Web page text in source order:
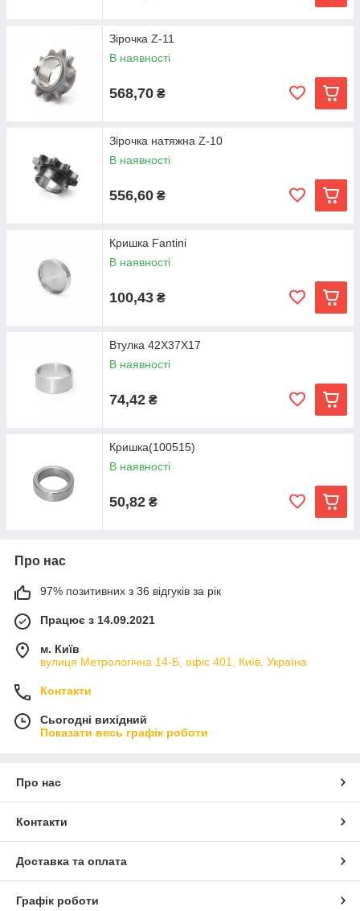
Зірочка Z-11
В наявності
568,70 ₴
Зірочка натяжна Z-10
В наявності
556,60 ₴
Кришка Fantini
В наявності
100,43 ₴
Втулка 42X37X17
В наявності
74,42 ₴
Кришка(100515)
В наявності
50,82 ₴
Про нас
97% позитивних з 36 відгуків за рік
Працює з 14.09.2021
м. Київ
вулиця Метрологічна 14-Б, офіс 401, Київ, Україна
Контакти
Сьогодні вихідний
Показати весь графік роботи
Про нас
Контакти
Доставка та оплата
Графік роботи